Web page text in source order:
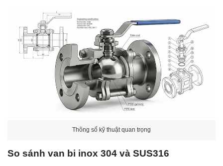
Thông số kỹ thuật quan trọng
So sánh van bi inox 304 và SUS316